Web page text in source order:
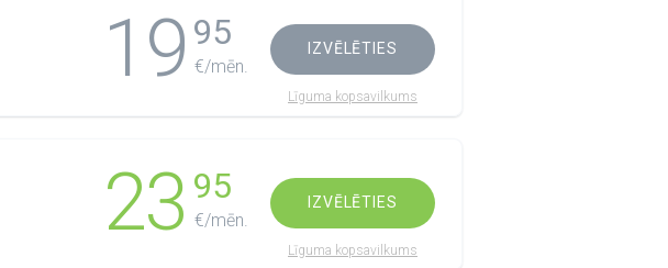
19 95
€/mēn.
IZVĒLĒTIES
Līguma kopsavilkums
23 95
€/mēn.
IZVĒLĒTIES
Līguma kopsavilkums